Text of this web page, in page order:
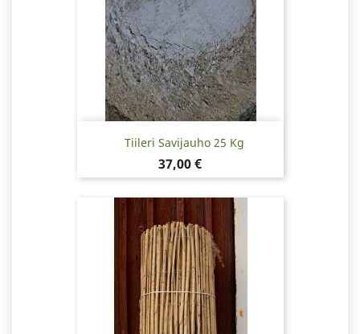
Tiileri Savijauho 25 Kg
Hinta
37,00 €